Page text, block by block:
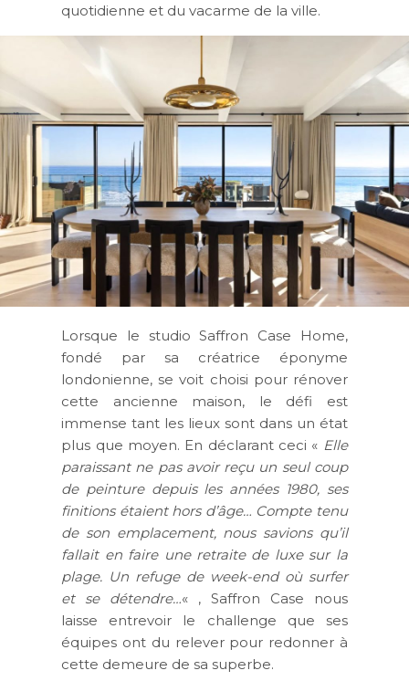
quotidienne et du vacarme de la ville.
Lorsque le studio Saffron Case Home,
fondé par sa créatrice éponyme
londonienne, se voit choisi pour rénover
cette ancienne maison, le défi est
immense tant les lieux sont dans un état
plus que moyen. En déclarant ceci « Elle
paraissant ne pas avoir reçu un seul coup
de peinture depuis les années 1980, ses
finitions étaient hors d’âge… Compte tenu
de son emplacement, nous savions qu’il
fallait en faire une retraite de luxe sur la
plage. Un refuge de week-end où surfer
et se détendre…« , Saffron Case nous
laisse entrevoir le challenge que ses
équipes ont du relever pour redonner à
cette demeure de sa superbe.